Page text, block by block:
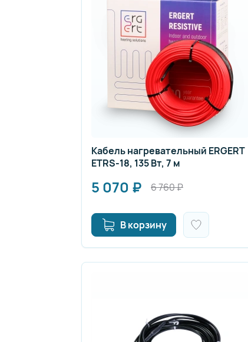
Кабель нагревательный ERGERT
ETRS-18, 135 Вт, 7 м
5 070 ₽ 6 760₽
В корзину